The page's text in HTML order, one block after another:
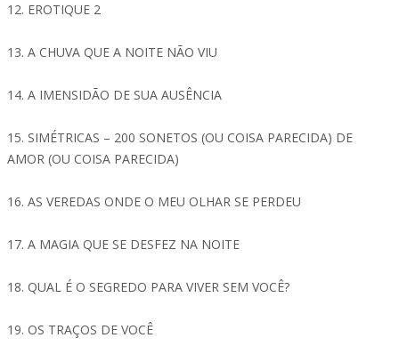
12. EROTIQUE 2
13. A CHUVA QUE A NOITE NÃO VIU
14. A IMENSIDÃO DE SUA AUSÊNCIA
15. SIMÉTRICAS – 200 SONETOS (OU COISA PARECIDA) DE
AMOR (OU COISA PARECIDA)
16. AS VEREDAS ONDE O MEU OLHAR SE PERDEU
17. A MAGIA QUE SE DESFEZ NA NOITE
18. QUAL É O SEGREDO PARA VIVER SEM VOCÊ?
19. OS TRAÇOS DE VOCÊ